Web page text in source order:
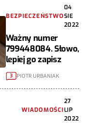
BEZPIECZEŃSTWO
04
SIE
2022
Ważny numer
799448084. Słowo,
lepiej go zapisz
3 PIOTR URBANIAK
WIADOMOŚCI
27
LIP
2022